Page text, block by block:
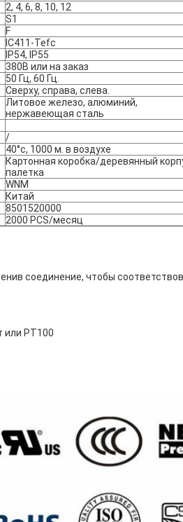
2, 4, 6, 8, 10, 12
S1
F
IC411-Tefc
IP54, IP55
380В или на заказ
50 Гц, 60 Гц.
Сверху, справа, слева.
Литовое железо, алюминий,
нержавеющая сталь
/
40°c, 1000 м. в воздухе
Картонная коробка/деревянный
палетка
WNM
Китай
8501520000
2000 PCS/месяц
соединение, чтобы
или PT100